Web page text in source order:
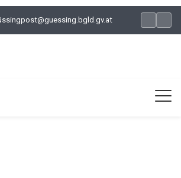
post@guessing.bgld.gv.at